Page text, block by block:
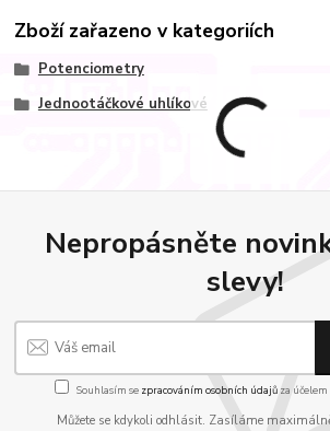
Zboží zařazeno v kategoriích
Potenciometry
Jednootáčkové uhlíkové
Nepropásněte
slevy!
Souhlasím se zpracováním osobních údajůza účelem
Můžete se kdykoli odhlásit. Zasíláme